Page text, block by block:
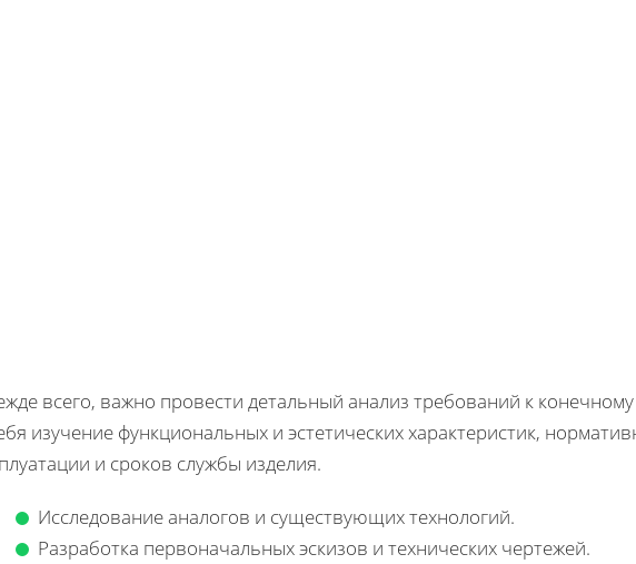
всего, важно провести детальный анализ требований к
изучение функциональных и эстетических характеристик,
и сроков службы изделия.
Исследование аналогов и существующих технологий.
Разработка первоначальных эскизов и технических чертежей.